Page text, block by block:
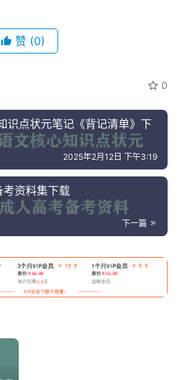
赞 (0)
0
识点状元笔记《背记清单》下
2025年2月12日 下午3:19
资料集下载
下一篇